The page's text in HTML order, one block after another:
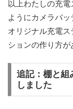
以上わたしの充
ようにカメラバ
オリジナル充電
ションの作り方が
追記：棚と組
しました